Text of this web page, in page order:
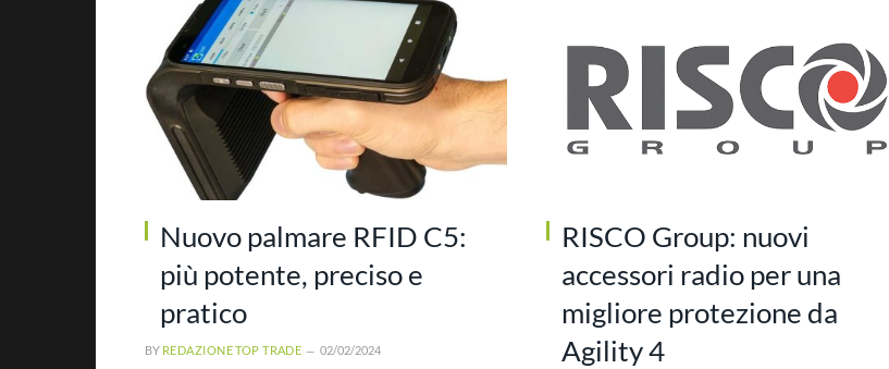
Nuovo palmare RFID C5:
più potente, preciso e
pratico
BY REDAZIONE TOP TRADE 02/02/2024
RISCO Group: nuovi
accessori radio per una
migliore protezione da
Agility 4